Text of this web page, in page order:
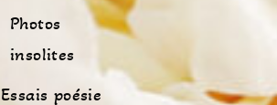
Photos
insolites
Essais poésie